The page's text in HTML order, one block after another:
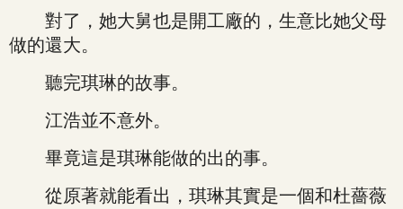
對了，她大舅也是開工廠的，生意比她父母
做的還大。
聽完琪琳的故事。
江浩並不意外。
畢竟這是琪琳能做的出的事。
從原著就能看出，琪琳其實是一個和杜薔薇